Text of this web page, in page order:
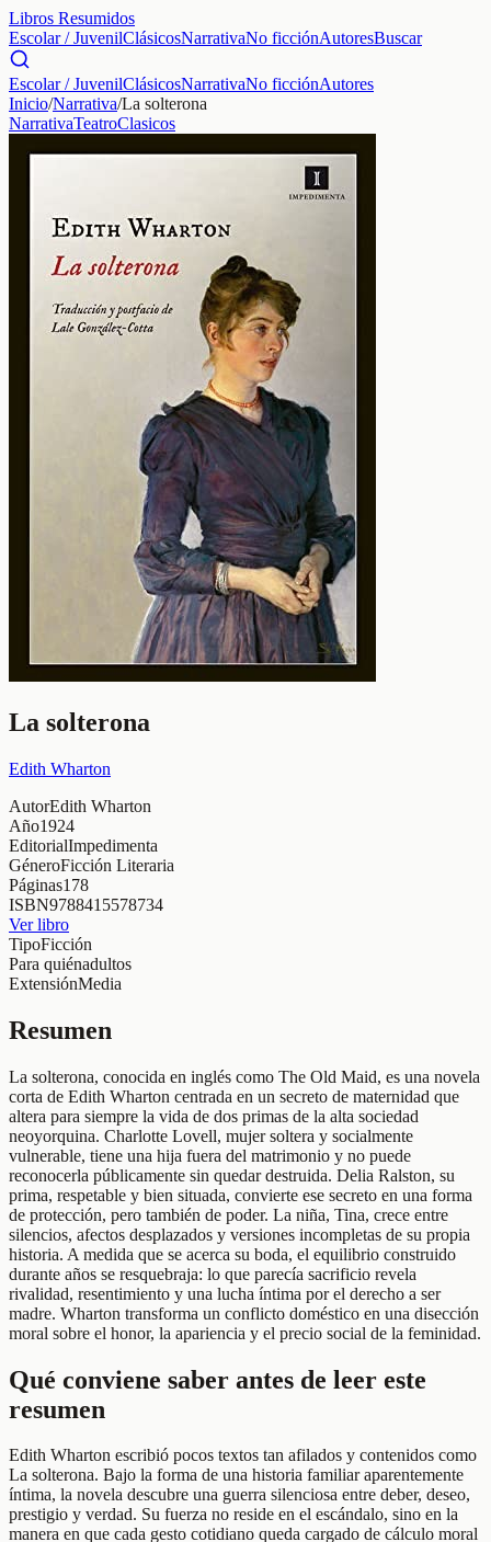
Libros Resumidos
Escolar / JuvenilClásicosNarrativaNo ficciónAutoresBuscar
Escolar / JuvenilClásicosNarrativaNo ficciónAutores
Inicio/Narrativa/La solterona
NarrativaTeatroClasicos
La solterona
Edith Wharton
AutorEdith Wharton
Año1924
EditorialImpedimenta
GéneroFicción Literaria
Páginas178
ISBN9788415578734
Ver libro
TipoFicción
Para quiénadultos
ExtensiónMedia
Resumen
La solterona, conocida en inglés como The Old Maid, es una novela
corta de Edith Wharton centrada en un secreto de maternidad que
altera para siempre la vida de dos primas de la alta sociedad
neoyorquina. Charlotte Lovell, mujer soltera y socialmente
vulnerable, tiene una hija fuera del matrimonio y no puede
reconocerla públicamente sin quedar destruida. Delia Ralston, su
prima, respetable y bien situada, convierte ese secreto en una forma
de protección, pero también de poder. La niña, Tina, crece entre
silencios, afectos desplazados y versiones incompletas de su propia
historia. A medida que se acerca su boda, el equilibrio construido
durante años se resquebraja: lo que parecía sacrificio revela
rivalidad, resentimiento y una lucha íntima por el derecho a ser
madre. Wharton transforma un conflicto doméstico en una disección
moral sobre el honor, la apariencia y el precio social de la feminidad.
Qué conviene saber antes de leer este
resumen
Edith Wharton escribió pocos textos tan afilados y contenidos como
La solterona. Bajo la forma de una historia familiar aparentemente
íntima, la novela descubre una guerra silenciosa entre deber, deseo,
prestigio y verdad. Su fuerza no reside en el escándalo, sino en la
manera en que cada gesto cotidiano queda cargado de cálculo moral